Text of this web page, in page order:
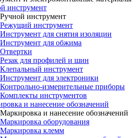
инструмент
Ручной инструмент
Режущий инструмент
Инструмент для снятия изоляции
Инструмент для обжима
Отвертки
Резак для профилей и шин
Клепальный инструмент
Инструмент для электроники
Контрольно-измерительные приборы
Комплекты инструментов
и нанесение обозначений
Маркировка и нанесение обозначений
Маркировка оборудования
Маркировка клемм